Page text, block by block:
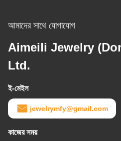
আমাদের সাথে যোগাযোগ
Aimeili Jewelry
Ltd.
ই-মেইল
jewelrymfy@gmail.com
কাজের সময়